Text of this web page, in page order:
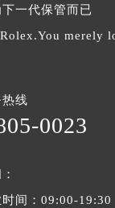
一代保管而已
merely
线
0023
时间：09:00-19:30